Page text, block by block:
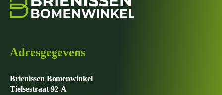
Adresgegevens
Brienissen Bomenwinkel
Tielsestraat 92-A